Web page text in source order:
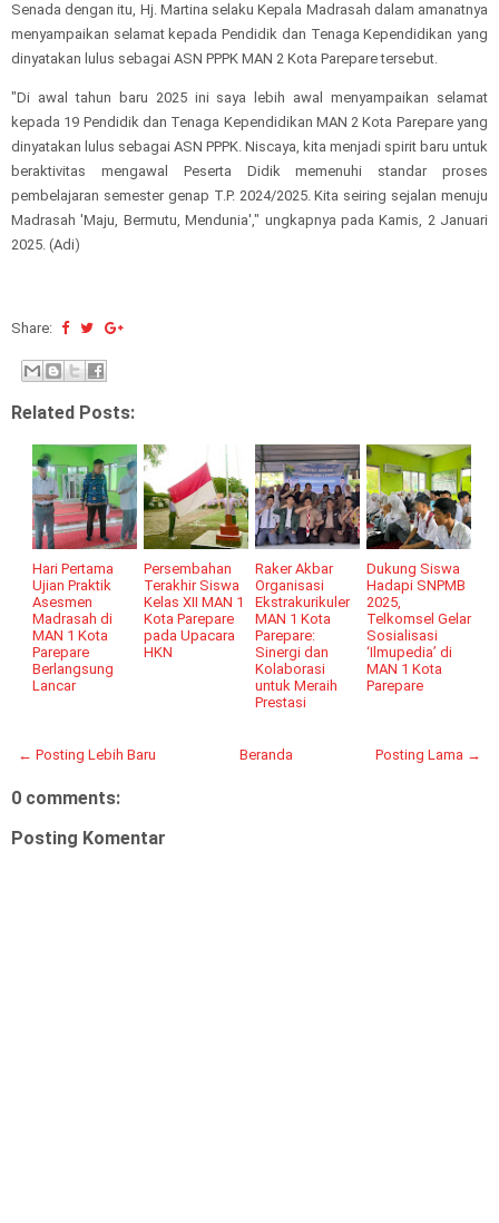
Senada dengan itu, Hj. Martina selaku Kepala Madrasah dalam amanatnya
menyampaikan selamat kepada Pendidik dan Tenaga Kependidikan yang
dinyatakan lulus sebagai ASN PPPK MAN 2 Kota Parepare tersebut.
"Di awal tahun baru 2025 ini saya lebih awal menyampaikan selamat
kepada 19 Pendidik dan Tenaga Kependidikan MAN 2 Kota Parepare yang
dinyatakan lulus sebagai ASN PPPK. Niscaya, kita menjadi spirit baru untuk
beraktivitas mengawal Peserta Didik memenuhi standar proses
pembelajaran semester genap T.P. 2024/2025. Kita seiring sejalan menuju
Madrasah 'Maju, Bermutu, Mendunia'," ungkapnya pada Kamis, 2 Januari
2025. (Adi)
Share:
Related Posts:
Hari Pertama
Ujian Praktik
Asesmen
Madrasah di
MAN 1 Kota
Parepare
Berlangsung
Lancar
Persembahan
Terakhir Siswa
Kelas XII MAN 1
Kota Parepare
pada Upacara
HKN
Raker Akbar
Organisasi
Ekstrakurikuler
MAN 1 Kota
Parepare:
Sinergi dan
Kolaborasi
untuk Meraih
Prestasi
Dukung Siswa
Hadapi SNPMB
2025,
Telkomsel Gelar
Sosialisasi
‘Ilmupedia’ di
MAN 1 Kota
Parepare
← Posting Lebih Baru Posting Lama →
Beranda
0 comments:
Posting Komentar